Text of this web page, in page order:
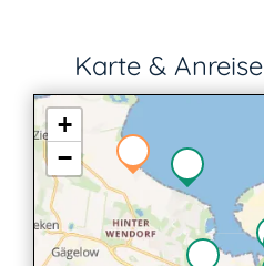
Karte & Anreise
+
−